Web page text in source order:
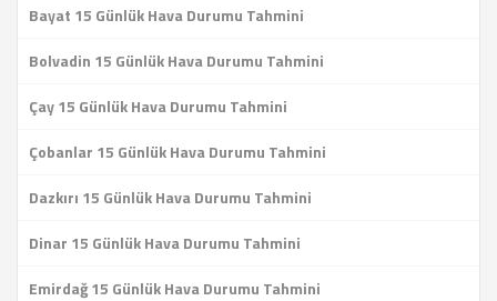
Bayat 15 Günlük Hava Durumu Tahmini
Bolvadin 15 Günlük Hava Durumu Tahmini
Çay 15 Günlük Hava Durumu Tahmini
Çobanlar 15 Günlük Hava Durumu Tahmini
Dazkırı 15 Günlük Hava Durumu Tahmini
Dinar 15 Günlük Hava Durumu Tahmini
Emirdağ 15 Günlük Hava Durumu Tahmini